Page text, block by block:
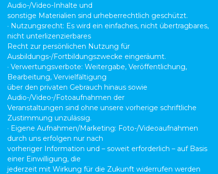
Audio-/Video-Inhalte und
sonstige Materialien sind urheberrechtlich geschützt.
· Nutzungsrecht: Es wird ein einfaches, nicht übertragbares,
nicht unterlizenzierbares
Recht zur persönlichen Nutzung für
Ausbildungs-/Fortbildungszwecke eingeräumt.
· Verwertungsverbote: Weitergabe, Veröffentlichung,
Bearbeitung, Vervielfältigung
über den privaten Gebrauch hinaus sowie
Audio-/Video-/Fotoaufnahmen der
Veranstaltungen sind ohne unsere vorherige schriftliche
Zustimmung unzulässig.
· Eigene Aufnahmen/Marketing: Foto-/Videoaufnahmen
durch uns erfolgen nur nach
vorheriger Information und – soweit erforderlich – auf Basis
einer Einwilligung, die
jederzeit mit Wirkung für die Zukunft widerrufen werden